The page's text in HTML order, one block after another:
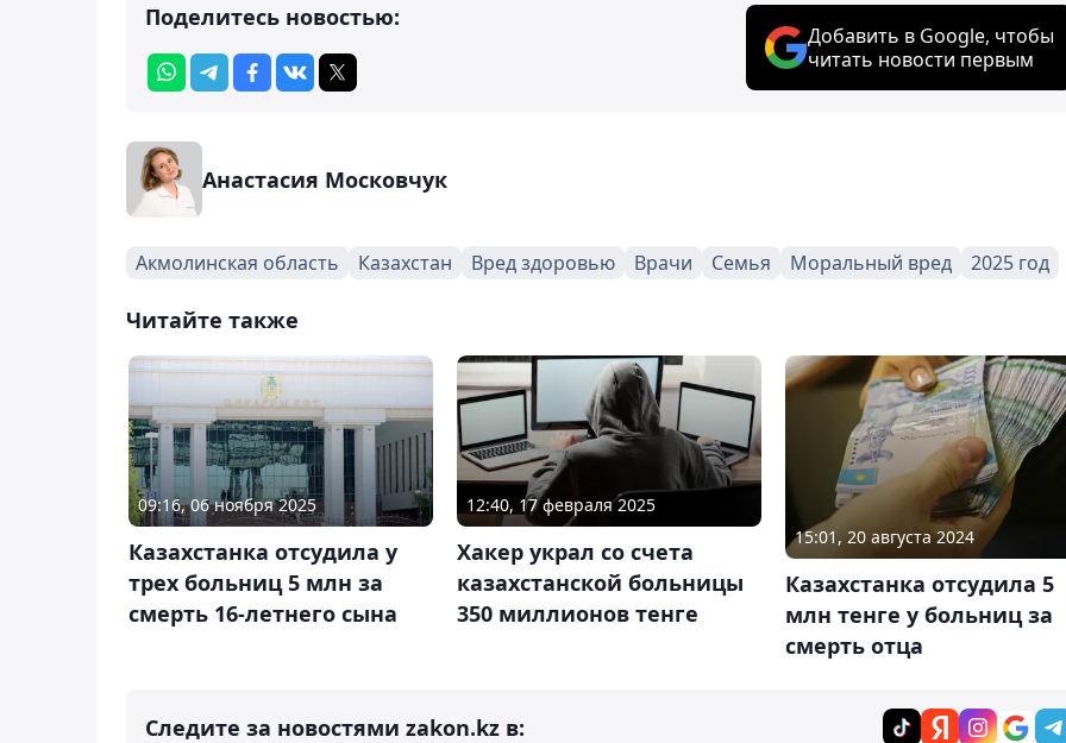
Поделитесь новостью:
Добавить в Google, чтобы
читать новости первым
Анастасия Московчук
Акмолинская область Казахстан Вред здоровью Врачи Семья Моральный вред 2025 год
Читайте также
09:16, 06 ноября 2025
Казахстанка отсудила у
трех больниц 5 млн за
смерть 16-летнего сына
12:40, 17 февраля 2025
Хакер украл со счета
казахстанской больницы
350 миллионов тенге
15:01, 20 августа 2024
Казахстанка отсудила 5
млн тенге у больниц за
смерть отца
Следите за новостями zakon.kz в: